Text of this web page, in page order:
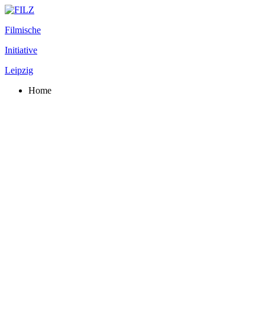
Filmische
Initiative
Leipzig
Home